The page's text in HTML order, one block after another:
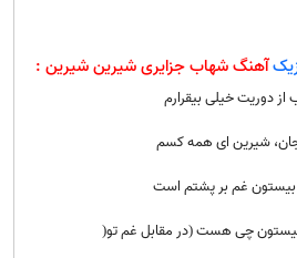
آهنگ شهاب جزایری شیرین شیرین :
دوریت خیلی بیقرارم
شیرین ای همه کسم
بیستون غم بر پشتم است
چی هست (در مقابل غم تو(